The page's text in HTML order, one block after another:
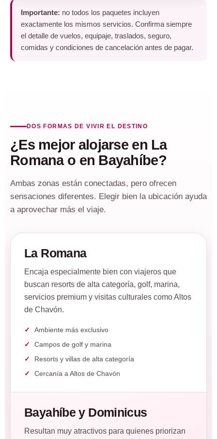
Importante: no todos los paquetes incluyen
exactamente los mismos servicios. Confirma siempre
el detalle de vuelos, equipaje, traslados, seguro,
comidas y condiciones de cancelación antes de pagar.
DOS FORMAS DE VIVIR EL DESTINO
¿Es mejor alojarse en La
Romana o en Bayahíbe?
Ambas zonas están conectadas, pero ofrecen
sensaciones diferentes. Elegir bien la ubicación ayuda
a aprovechar más el viaje.
La Romana
Encaja especialmente bien con viajeros que
buscan resorts de alta categoría, golf, marina,
servicios premium y visitas culturales como Altos
de Chavón.
Ambiente más exclusivo
Campos de golf y marina
Resorts y villas de alta categoría
Cercanía a Altos de Chavón
Bayahíbe y Dominicus
Resultan muy atractivos para quienes priorizan